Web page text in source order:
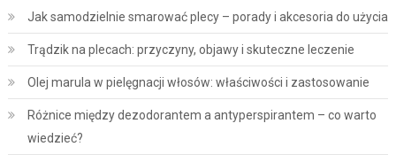
Jak samodzielnie smarować plecy – porady i akcesoria do użycia
Trądzik na plecach: przyczyny, objawy i skuteczne leczenie
Olej marula w pielęgnacji włosów: właściwości i zastosowanie
Różnice między dezodorantem a antyperspirantem – co warto
wiedzieć?